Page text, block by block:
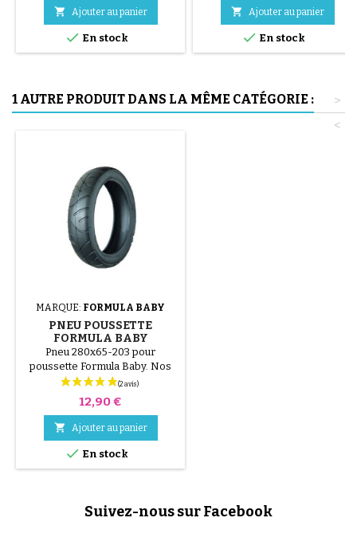
 Ajouter au panier
 En stock
acier ( gris ) Le montage du
uniquement à la main, cela évite
de percer la chambre à air.
 Ajouter au panier
 En stock
1 AUTRE PRODUIT DANS LA MÊME CATÉGORIE :
>
<
MARQUE: FORMULA BABY
PNEU POUSSETTE
FORMULA BABY
Pneu 280x65-203 pour
poussette Formula Baby. Nos
pneus sont légèrement
forme après montage et mise
en pression.
Prix
12,90 €
 Ajouter au panier
 En stock
Suivez-nous sur Facebook